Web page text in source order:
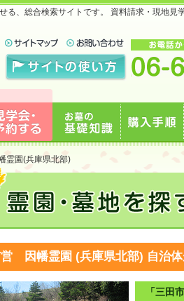
る、総合検索サイトです。 資料請求・現地
霊園(兵庫県北部)
因幡霊園 (兵庫県北部) 自治
「三田